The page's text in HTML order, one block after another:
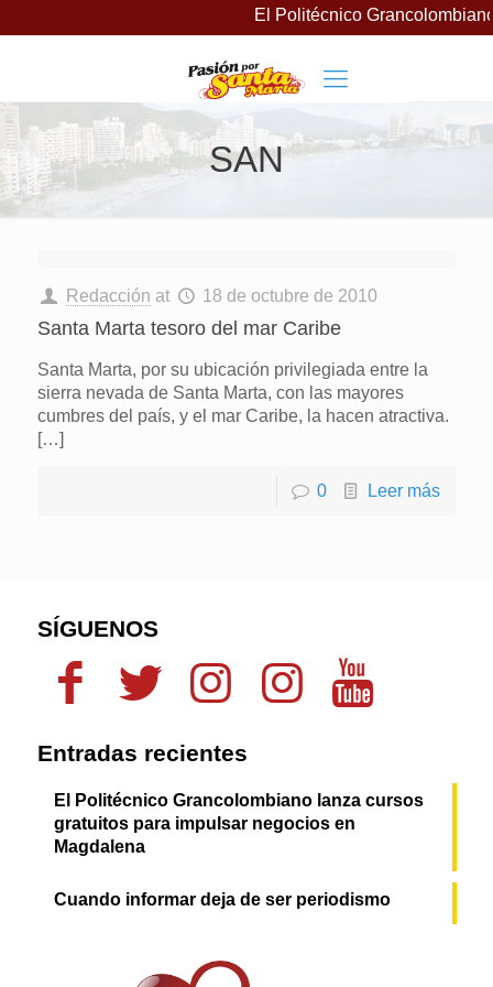
El Politécnico
SAN
Redacción at 18 de octubre de 2010
Santa Marta tesoro del mar Caribe
Santa Marta, por su ubicación privilegiada entre la
sierra nevada de Santa Marta, con las mayores
cumbres del país, y el mar Caribe, la hacen atractiva.
[…]
0 Leer más
SÍGUENOS
Entradas recientes
El Politécnico Grancolombiano lanza cursos
gratuitos para impulsar negocios en
Magdalena
Cuando informar deja de ser periodismo